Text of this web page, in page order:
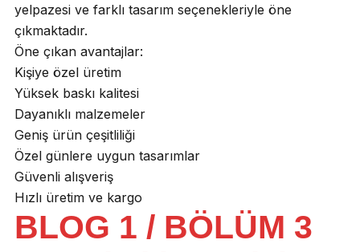
yelpazesi ve farklı tasarım seçenekleriyle öne
çıkmaktadır.
Öne çıkan avantajlar:
Kişiye özel üretim
Yüksek baskı kalitesi
Dayanıklı malzemeler
Geniş ürün çeşitliliği
Özel günlere uygun tasarımlar
Güvenli alışveriş
Hızlı üretim ve kargo
BLOG 1 / BÖLÜM 3